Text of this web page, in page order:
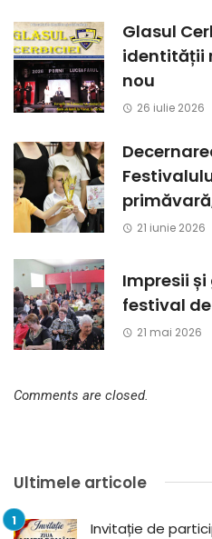
Glasul
identității
nou
26 iulie 2026
21 iunie 2026
Impresii
festival
21 mai 2026
Comments are closed.
Ultimele articole
Invitație de